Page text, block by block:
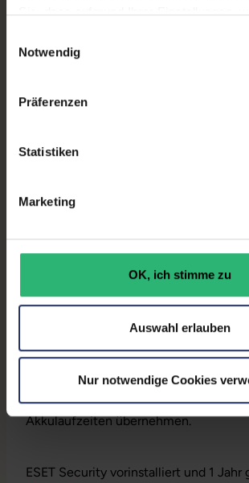
Sie, dass aufgrund Ihrer Einstellungen,
Weitere Informationen finden Sie in
Notwendig
Präferenzen
Statistiken
Marketing
OK, ich stimme zu
Auswahl erlauben
Nur notwendige Cookies
Produktbeschreibung
Produktschlüssel (Der Aufkleber
dem Gehäuse oder die Lizenz ist
hinterlegt)
Windows11 64Bit
Akku:Jeder Akku wird auf Funktion
Akku-Kapazität liegt im Normalfall
Dennoch können wir keine
Akkulaufzeiten übernehmen.
ESET Security vorinstalliert und 1 Jahr
Onboard-Grafik: Intel® UHD
Partnerprogramm:
Maße (LxBxH):